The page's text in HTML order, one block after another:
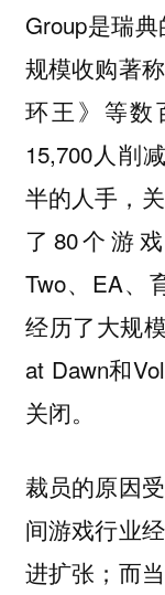
Group是瑞
规模收购著
环王》等数
15,700人削
半的人手，
了80个游
Two、EA、
经历了大规
at Dawn和
关闭。
裁员的原因
间游戏行业
进扩张；而